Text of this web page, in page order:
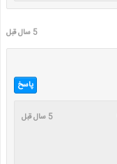
5 سال قبل
پاسخ
5 سال قبل